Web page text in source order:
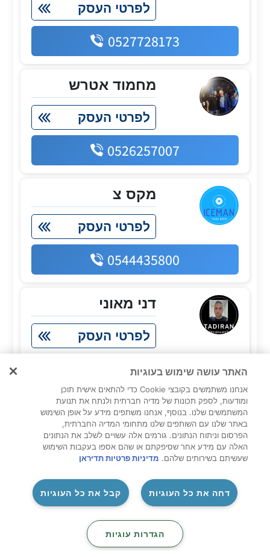
לפרטי העסק
0527728173
מחמוד אטרש
לפרטי העסק
0526257007
מקס צ
לפרטי העסק
0544435800
דני מאוני
לפרטי העסק
0547796540
יוסי תורגמן
לפרטי העסק
0504081704
אורי מוקרי
האתר עושה שימוש בעוגיות
אנחנו משתמשים בקובצי Cookie כדי להתאים אישית תוכן
ומודעות, לספק תכונות של מדיה חברתית ולנתח את תנועת
המשתמשים שלנו. בנוסף, אנחנו משתפים מידע על אופן השימוש
באתר שלנו עם השותפים שלנו מתחומי המדיה החברתית,
הפרסום וניתוח הנתונים. גורמים אלה עשויים לשלב את הנתונים
האלה עם מידע אחר שסיפקתם או שהם אספו בעקבות השימוש
שעשיתם בשירותים שלהם. מדיניות פרטיות תדיראן
קבל את כל העוגיות ‏דחה את כל העוגיות
‏הגדרות עוגיות